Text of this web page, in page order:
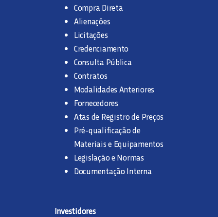
Compra Direta
Alienações
Licitações
Credenciamento
Consulta Pública
Contratos
Modalidades Anteriores
Fornecedores
Atas de Registro de Preços
Pré-qualificação de
Materiais e Equipamentos
Legislação e Normas
Documentação Interna
Investidores